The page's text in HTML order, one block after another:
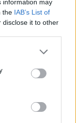
information may
the IAB’s List of
disclose it to other